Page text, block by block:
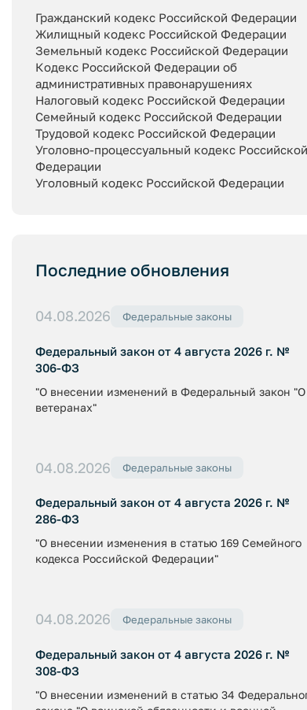
Гражданский кодекс Российской Федерации
Жилищный кодекс Российской Федерации
Земельный кодекс Российской Федерации
Кодекс Российской Федерации об
административных правонарушениях
Налоговый кодекс Российской Федерации
Семейный кодекс Российской Федерации
Трудовой кодекс Российской Федерации
Уголовно-процессуальный кодекс Российской
Федерации
Уголовный кодекс Российской Федерации
Последние обновления
04.08.2026 Федеральные законы
Федеральный закон от 4 августа 2026 г. №
306-ФЗ
"О внесении изменений в Федеральный закон "О
ветеранах"
04.08.2026 Федеральные законы
Федеральный закон от 4 августа 2026 г. №
286-ФЗ
"О внесении изменения в статью 169 Семейного
кодекса Российской Федерации"
04.08.2026 Федеральные законы
Федеральный закон от 4 августа 2026 г. №
308-ФЗ
"О внесении изменений в статью 34